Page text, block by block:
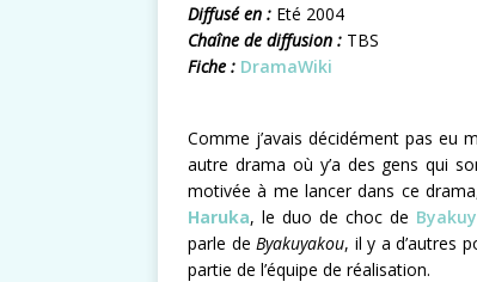
Diffusé en : Eté 2004
Chaîne de diffusion : TBS
Fiche : DramaWiki
Comme j’avais décidément pas eu
autre drama où y’a des gens qui
motivée à me lancer dans ce
Haruka, le duo de choc de
parle de Byakuyakou, il y a d’autres
partie de l’équipe de réalisation.